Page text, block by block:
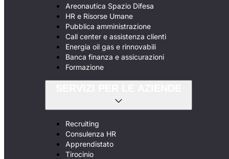
Areonautica Spazio Difesa
HR e Risorse Umane
Pubblica amministrazione
Call center e assistenza clienti
Energia oil gas e rinnovabili
Banca finanza e assicurazioni
Formazione
Recruiting
Consulenza HR
Apprendistato
Tirocinio